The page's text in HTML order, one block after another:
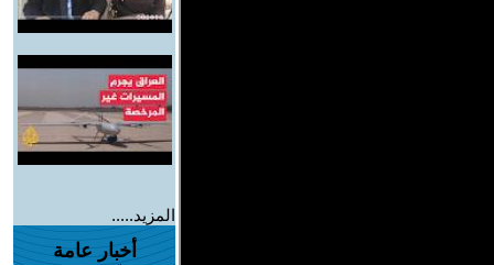
المزيد.....
أخبار عامة